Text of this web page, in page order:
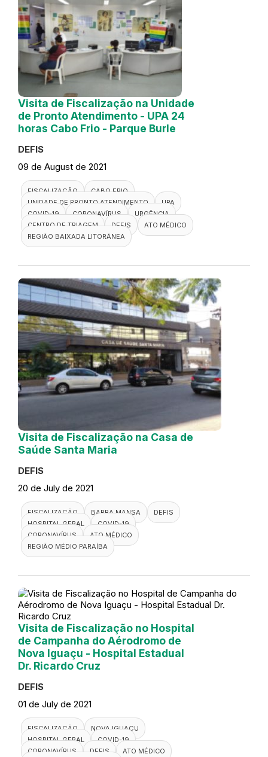
Visita de Fiscalização na Unidade
de Pronto Atendimento - UPA 24
horas Cabo Frio - Parque Burle
DEFIS
09 de August de 2021
FISCALIZAÇÃO
CABO FRIO
UNIDADE DE PRONTO ATENDIMENTO
UPA
COVID-19
CORONAVÍRUS
URGÊNCIA
CENTRO DE TRIAGEM
DEFIS
ATO MÉDICO
REGIÃO BAIXADA LITORÂNEA
Visita de Fiscalização na Casa de
Saúde Santa Maria
DEFIS
20 de July de 2021
FISCALIZAÇÃO BARRA MANSA
DEFIS
HOSPITAL GERAL
COVID-19
CORONAVÍRUS
ATO MÉDICO
REGIÃO MÉDIO PARAÍBA
Visita de Fiscalização no Hospital
de Campanha do Aérodromo de
Nova Iguaçu - Hospital Estadual
Dr. Ricardo Cruz
DEFIS
01 de July de 2021
FISCALIZAÇÃO
NOVA IGUAÇU
HOSPITAL GERAL
COVID-19
CORONAVÍRUS
DEFIS
ATO MÉDICO